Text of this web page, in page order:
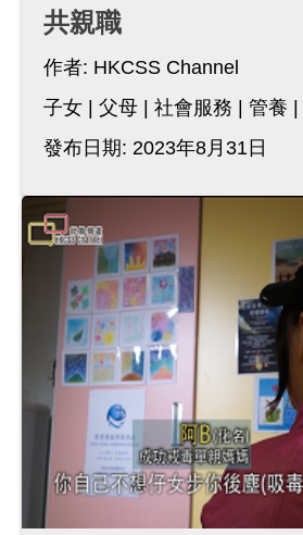
共親職
作者: HKCSS Channel
子女
父母 社會服務 管養
發布日期: 2023年8月31日